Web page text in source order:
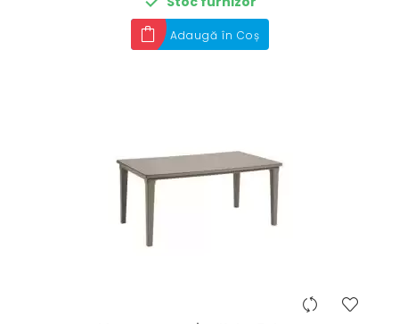
Adaugă în Coș